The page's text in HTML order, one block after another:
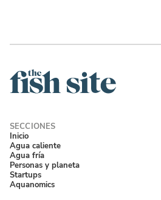
Inicio
Agua caliente
Agua fría
Personas y planeta
Startups
Aquanomics